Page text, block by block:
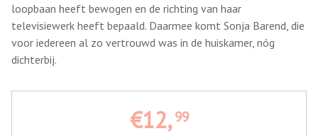
loopbaan heeft bewogen en de richting van haar
televisiewerk heeft bepaald. Daarmee komt Sonja Barend, die
voor iedereen al zo vertrouwd was in de huiskamer, nóg
dichterbij.
€12,99